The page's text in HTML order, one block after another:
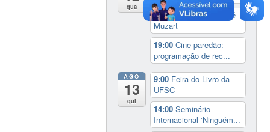
qua
17:00 3º Prêmio Zahidé
Muzart
19:00Cine paredão:
programação de rec...
AGO
13
qui
9:00 Feira do Livro da
UFSC
14:00Seminário
Internacional ‘Ninguém...